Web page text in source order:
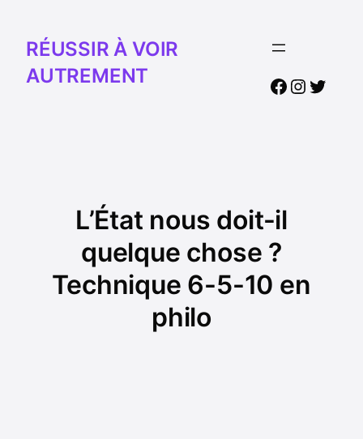
RÉUSSIR À VOIR
AUTREMENT
Facebook
L’État nous doit-il
quelque chose ?
Technique 6-5-10 en
philo